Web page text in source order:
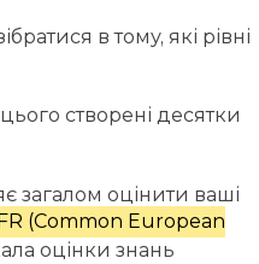
в тому, які рівні
цього створені десятки
загалом оцінити ваші
(Common European
оцінки знань